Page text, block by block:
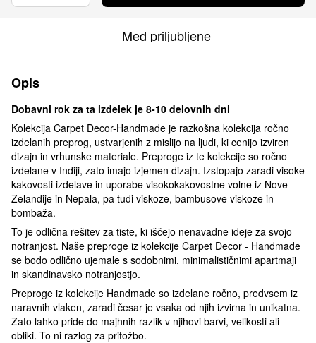
Med priljubljene
Opis
Dobavni rok za ta izdelek je 8-10 delovnih dni
Kolekcija Carpet Decor-Handmade je razkošna kolekcija ročno
izdelanih preprog, ustvarjenih z mislijo na ljudi, ki cenijo izviren
dizajn in vrhunske materiale. Preproge iz te kolekcije so ročno
izdelane v Indiji, zato imajo izjemen dizajn. Izstopajo zaradi visoke
kakovosti izdelave in uporabe visokokakovostne volne iz Nove
Zelandije in Nepala, pa tudi viskoze, bambusove viskoze in
bombaža.
To je odlična rešitev za tiste, ki iščejo nenavadne ideje za svojo
notranjost. Naše preproge iz kolekcije Carpet Decor - Handmade
se bodo odlično ujemale s sodobnimi, minimalističnimi apartmaji
in skandinavsko notranjostjo.
Preproge iz kolekcije Handmade so izdelane ročno, predvsem iz
naravnih vlaken, zaradi česar je vsaka od njih izvirna in unikatna.
Zato lahko pride do majhnih razlik v njihovi barvi, velikosti ali
obliki. To ni razlog za pritožbo.